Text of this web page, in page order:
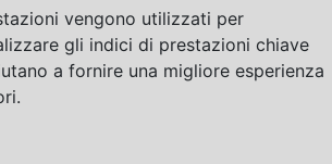
vengono utilizzati per
gli indici di prestazioni chiave
a fornire una migliore esperienza